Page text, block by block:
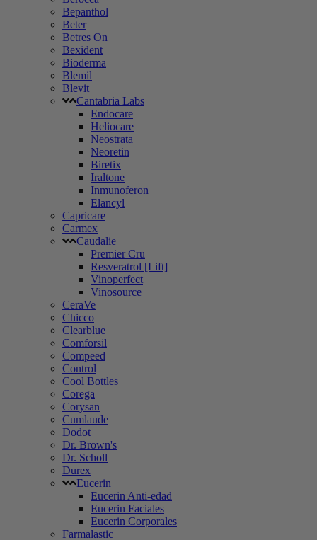
Bepanthol
Beter
Betres On
Bexident
Bioderma
Blemil
Blevit
Cantabria Labs
Endocare
Heliocare
Neostrata
Neoretin
Biretix
Iraltone
Inmunoferon
Elancyl
Capricare
Carmex
Caudalie
Premier Cru
Resveratrol [Lift]
Vinoperfect
Vinosource
CeraVe
Chicco
Clearblue
Comforsil
Compeed
Control
Cool Bottles
Corega
Corysan
Cumlaude
Dodot
Dr. Brown's
Dr. Scholl
Durex
Eucerin
Eucerin Anti-edad
Eucerin Faciales
Eucerin Corporales
Farmalastic